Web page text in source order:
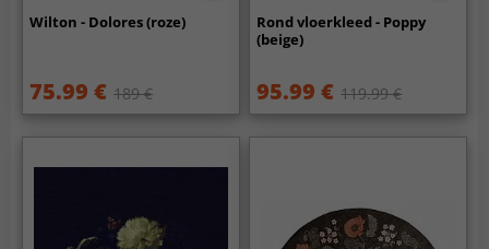
Wilton - Dolores (roze)
75.99 € 189 €
Rond vloerkleed - Poppy
(beige)
95.99 € 119.99 €